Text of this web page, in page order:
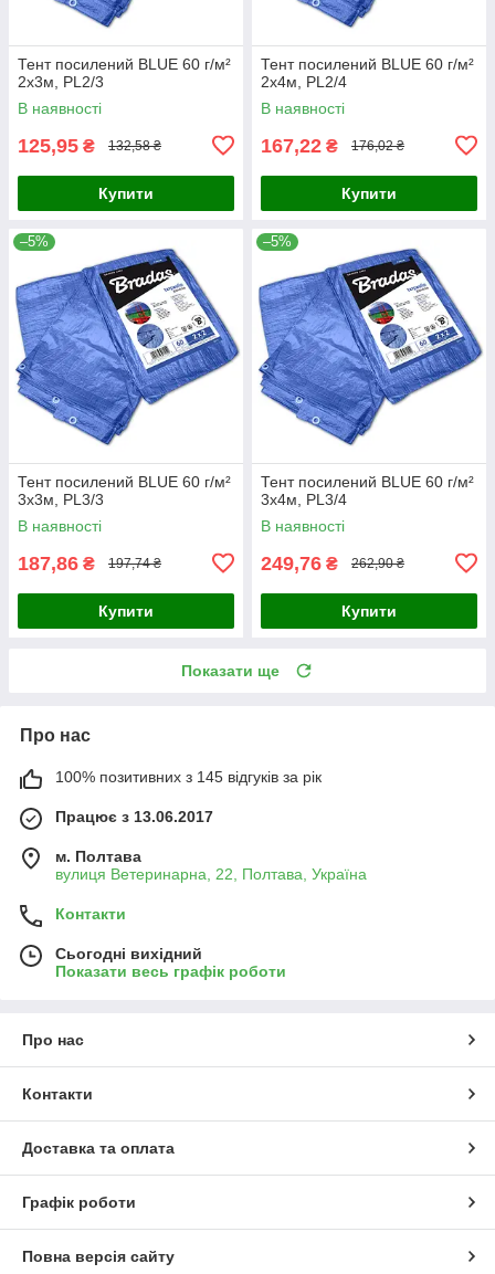
Тент посилений BLUE 60 г/м²
2х3м, PL2/3
В наявності
125,95 ₴ 132,58 ₴
Купити
Тент посилений BLUE 60 г/м²
2х4м, PL2/4
В наявності
167,22 ₴ 176,02 ₴
Купити
–5%
Тент посилений BLUE 60 г/м²
3х3м, PL3/3
В наявності
187,86 ₴ 197,74 ₴
Купити
–5%
Тент посилений BLUE 60 г/м²
3х4м, PL3/4
В наявності
249,76 ₴ 262,90 ₴
Купити
Показати ще
Про нас
100% позитивних з 145 відгуків за рік
Працює з 13.06.2017
м. Полтава
вулиця Ветеринарна, 22, Полтава, Україна
Контакти
Сьогодні вихідний
Показати весь графік роботи
Про нас
Контакти
Доставка та оплата
Графік роботи
Повна версія сайту